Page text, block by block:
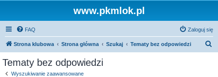
www.pkmlok.pl
FAQ Zaloguj się
Strona klubowa Strona główna Szukaj Tematy bez odpowiedzi
Tematy bez odpowiedzi
Wyszukiwanie zaawansowane